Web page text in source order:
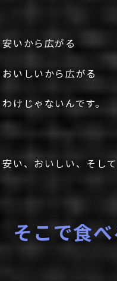
安いから広がる
おいしいから広がる
わけじゃないんです。
安い、おいしい、そして
そこで食